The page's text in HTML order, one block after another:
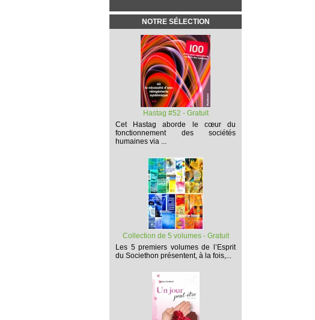
NOTRE SÉLECTION
Hastag #52 - Gratuit
Cet
Hastag aborde le cœur du
fonctionnement des sociétés
humaines via ...
Collection de 5 volumes - Gratuit
Les 5 premiers volumesde l’Esprit
du Societhon présentent, à la fois,...